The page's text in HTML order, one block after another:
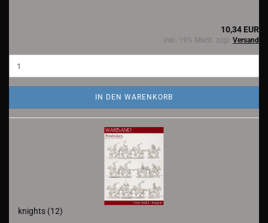
10,34 EUR
inkl. 19% MwSt. zzgl. Versand
IN DEN WARENKORB
knights (12)